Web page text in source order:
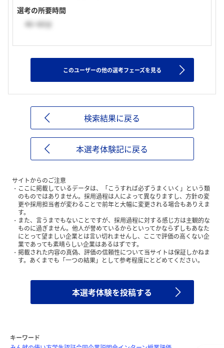
選考の所要時間
46~60分
このユーザーの他の選考フェーズを見る
検索結果に戻る
本選考体験記に戻る
サイトからのご注意
ここに掲載しているデータは、「こうすれば必ずうまくいく」という類
のものではありません。採用過程は人によって異なりますし、方針の変
更や採用担当者が変わることで前年と大幅に変更される場合もありえま
す。
また、言うまでもないことですが、採用過程に対する感じ方は主観的な
ものに過ぎません。他人が誉めているからといってかならずしもあなた
にとって望ましい企業とは言い切れませんし、ここで評価の高くない企
業であっても素晴らしい企業はあるはずです。
掲載された内容の真偽、評価の信頼性について当サイトは保証しかねま
す。あくまでも「一つの結果」として参考程度にとどめてください。
本選考体験を投稿する
キーワード